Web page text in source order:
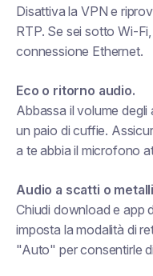
Disattiva la VPN e
RTP. Se sei sotto Wi-
connessione Ethernet.
Eco o ritorno audio.
Abbassa il volume
un paio di cuffie.
a te abbia il microfono
Audio a scatti o
Chiudi download e app
imposta la modalità di
"Auto" per consentirle